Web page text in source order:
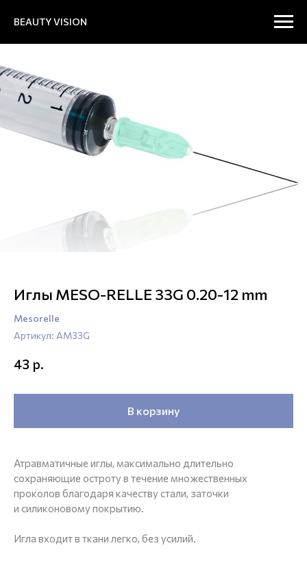
BEAUTY VISION
Иглы MESO-RELLE 33G 0.20-12 mm
Mesorelle
Артикул: AM33G
43 р.
В корзину
Атравматичные иглы, максимально длительно
сохраняющие остроту в течение множественных
проколов благодаря качеству стали, заточки
и силиконовому покрытию.
Игла входит в ткани легко, без усилий.